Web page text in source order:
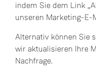
indem Sie dem Link
unseren Marketing-E-
Alternativ können Sie
wir aktualisieren Ihre
Nachfrage.